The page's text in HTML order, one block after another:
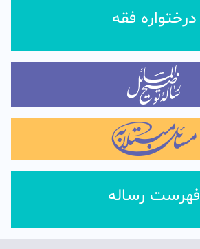
درختواره فقه
فهرست رساله